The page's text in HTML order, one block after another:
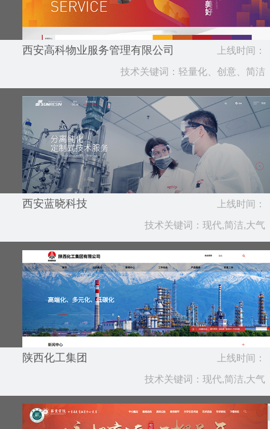
西安高科物业服务管理有限公司 上线时间：
2025.07
技术关键词：轻量化、创意、简洁
西安蓝晓科技 上线时间：
2025.02
技术关键词：现代,简洁,大气
陕西化工集团 上线时间：
2025.02
技术关键词：现代,简洁,大气